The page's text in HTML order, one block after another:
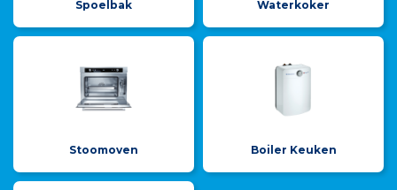
Spoelbak Waterkoker
Stoomoven Boiler Keuken